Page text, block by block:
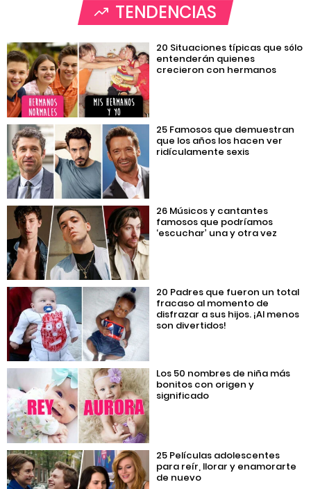
TENDENCIAS
20 Situaciones típicas que sólo
entenderán quienes
crecieron con hermanos
25 Famosos que demuestran
que los años los hacen ver
ridículamente sexis
26 Músicos y cantantes
famosos que podríamos
‘escuchar’ una y otra vez
20 Padres que fueron un total
fracaso al momento de
disfrazar a sus hijos. ¡Al menos
son divertidos!
Los 50 nombres de niña más
bonitos con origen y
significado
25 Películas adolescentes
para reír, llorar y enamorarte
de nuevo